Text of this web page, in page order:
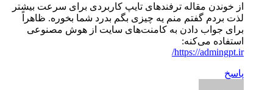
از خوندن مقاله ترفندهای تایپ کاربردی برای سرعت بیشتر
لذت بردم گفتم منم یه چیزی بگم بدرد شما بخوره. ظاهراً
برای جواب دادن به کامنت‌های سایت از هوش مصنوعی
استفاده می‌کنه:
https://admingpt.ir/
پاسخ